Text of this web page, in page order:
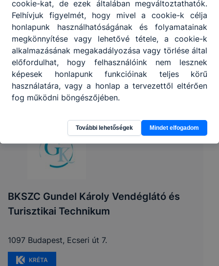
BKSZC Gundel Károly Vendéglátó és
Turisztikai Technikum
1097 Budapest, Ecseri út 7.
KRÉTA
cookie-kat, de ezek általában megváltoztathatók.
Felhívjuk figyelmét, hogy mivel a cookie-k célja
honlapunk használhatóságának és folyamatainak
megkönnyítése vagy lehetővé tétele, a cookie-k
alkalmazásának megakadályozása vagy törlése által
előfordulhat, hogy felhasználóink nem lesznek
képesek honlapunk funkcióinak teljes körű
használatára, vagy a honlap a tervezettől eltérően
fog működni böngészőjében.
További lehetőségek Mindet elfogadom